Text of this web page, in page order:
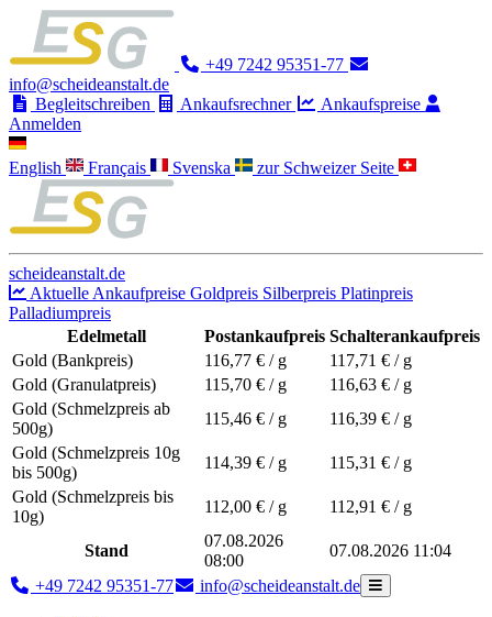
+49 7242 95351-77
info@scheideanstalt.de
Begleitschreiben
Ankaufsrechner
Ankaufspreise
Anmelden
English Français Svenska zur Schweizer Seite
scheideanstalt.de
Aktuelle Ankaufpreise Goldpreis Silberpreis Platinpreis
Palladiumpreis
Edelmetall
Postankaufpreis Schalterankaufpreis
Gold (Bankpreis)
116,77 € / g 117,71 € / g
Gold (Granulatpreis)
115,70 € / g 116,63 € / g
Gold (Schmelzpreis ab
500g)
115,46 € / g 116,39 € / g
Gold (Schmelzpreis 10g
bis 500g)
114,39 € / g 115,31 € / g
Gold (Schmelzpreis bis
10g)
112,00 € / g 112,91 € / g
Stand
07.08.2026
08:00
07.08.2026 11:04
+49 7242 95351-77 info@scheideanstalt.de